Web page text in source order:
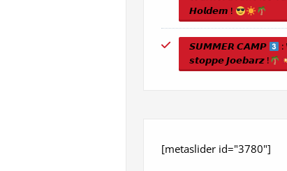
𝙃𝙤𝙡𝙙𝙚𝙢 !
𝙎𝙐𝙈𝙈𝙀𝙍 𝘾𝘼𝙈𝙋
:
𝙨𝙩𝙤𝙥𝙥𝙚 𝙅𝙤𝙚𝙗𝙖𝙧𝙯 !
[metaslider id="3780"]